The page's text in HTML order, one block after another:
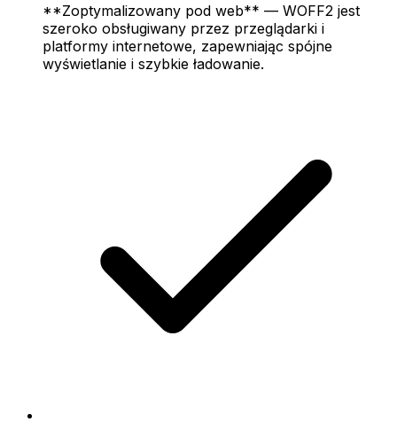
**Zoptymalizowany pod web** — WOFF2 jest
szeroko obsługiwany przez przeglądarki i
platformy internetowe, zapewniając spójne
wyświetlanie i szybkie ładowanie.